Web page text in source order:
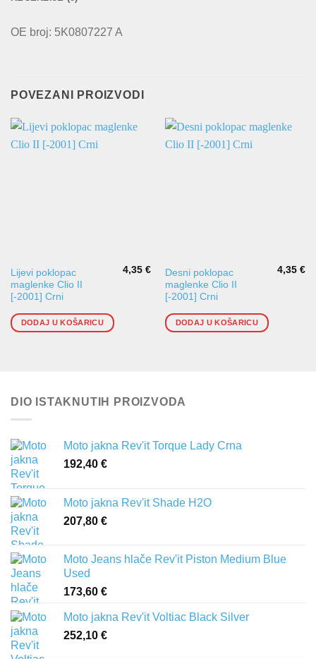
OE broj: 5K0807227 A
POVEZANI PROIZVODI
Lijevi poklopac
maglenke Clio II
[-2001] Crni
4,35€
DODAJ U KOŠARICU
Desni poklopac
maglenke Clio II
[-2001] Crni
4,35€
DODAJ U KOŠARICU
DIO ISTAKNUTIH PROIZVODA
Moto jakna Rev'it Torque Lady Crna
192,40 €
Moto jakna Rev'it Shade H2O
207,80 €
Moto Jeans hlače Rev'it Piston Medium Blue
Used
173,60 €
Moto jakna Rev'it Voltiac Black Silver
252,10 €